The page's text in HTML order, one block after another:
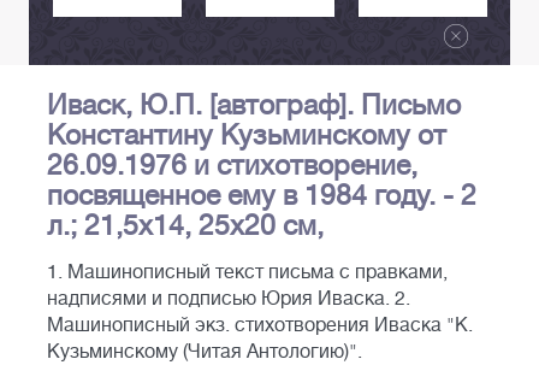
Иваск, Ю.П. [автограф]. Письмо
Константину Кузьминскому от
26.09.1976 и стихотворение,
посвященное ему в 1984 году. - 2
л.; 21,5х14, 25х20 см,
1. Машинописный текст письма с правками,
надписями и подписью Юрия Иваска. 2.
Машинописный экз. стихотворения Иваска "К.
Кузьминскому (Читая Антологию)".